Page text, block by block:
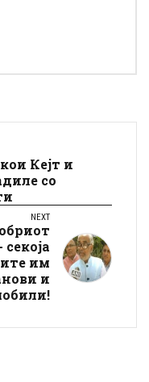
Кејт и
со
NEXT
им
и